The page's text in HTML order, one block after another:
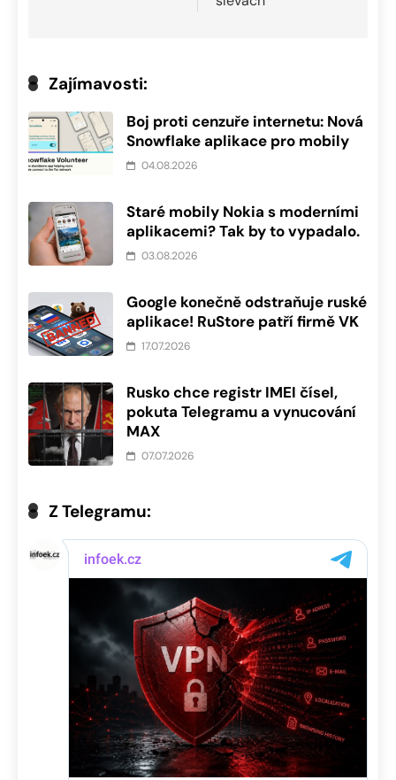
Zajímavosti:
Boj proti cenzuře internetu: Nová
Snowflake aplikace pro mobily
04.08.2026
Staré mobily Nokia s moderními
aplikacemi? Tak by to vypadalo.
03.08.2026
Google konečně odstraňuje ruské
aplikace! RuStore patří firmě VK
17.07.2026
Rusko chce registr IMEI čísel,
pokuta Telegramu a vynucování
MAX
07.07.2026
Z Telegramu: